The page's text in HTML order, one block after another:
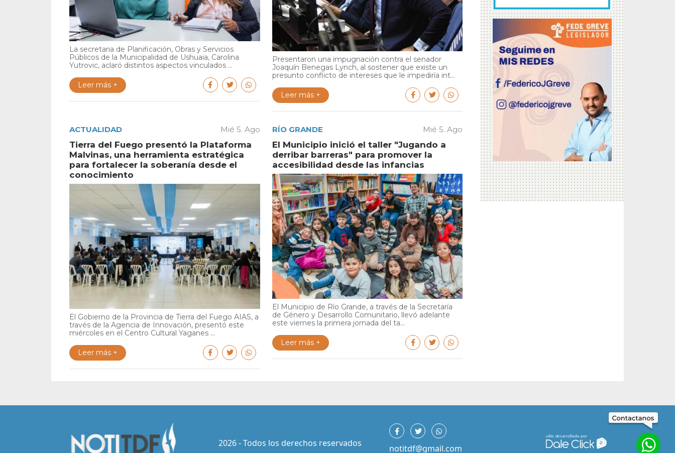
La secretaria de Planificación, Obras y Servicios
Públicos de la Municipalidad de Ushuaia, Carolina
Yutrovic, aclaró distintos aspectos vinculados ...
Leer más +
Presentaron una impugnación contra el senador
Joaquín Benegas Lynch, al sostener que existe un
presunto conflicto de intereses que le impediría int...
Leer más +
ACTUALIDAD Mié 5. Ago
Tierra del Fuego presentó la Plataforma
Malvinas, una herramienta estratégica
para fortalecer la soberanía desde el
conocimiento
El Gobierno de la Provincia de Tierra del Fuego AIAS, a
través de la Agencia de Innovación, presentó este
miércoles en el Centro Cultural Yaganes ...
Leer más +
RÍO GRANDE Mié 5. Ago
El Municipio inició el taller "Jugando a
derribar barreras" para promover la
accesibilidad desde las infancias
El Municipio de Río Grande, a través de la Secretaría
de Género y Desarrollo Comunitario, llevó adelante
este viernes la primera jornada del ta...
Leer más +
2026 - Todos los derechos reservados notitdf@gmail.com